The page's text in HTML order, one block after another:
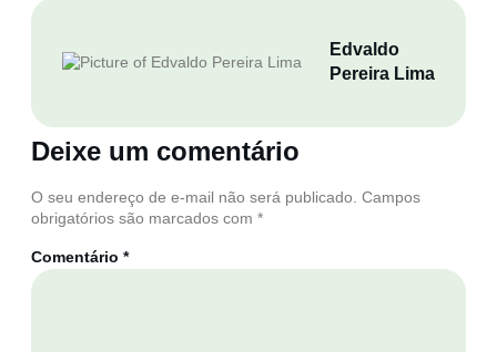
Edvaldo
Pereira Lima
Deixe um comentário
O seu endereço de e-mail não será publicado. Campos
obrigatórios são marcados com *
Comentário *